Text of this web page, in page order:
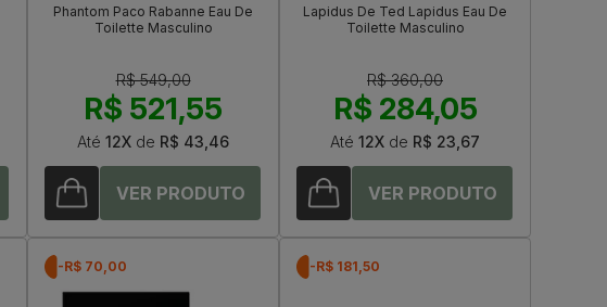
Phantom Paco Rabanne Eau De
Toilette Masculino
R$ 549,00
R$ 521,55
Até 12X de R$ 43,46
Lapidus De Ted Lapidus Eau De
Toilette Masculino
R$ 360,00
R$ 284,05
Até 12X de R$ 23,67
-R$ 70,00 -R$ 181,50